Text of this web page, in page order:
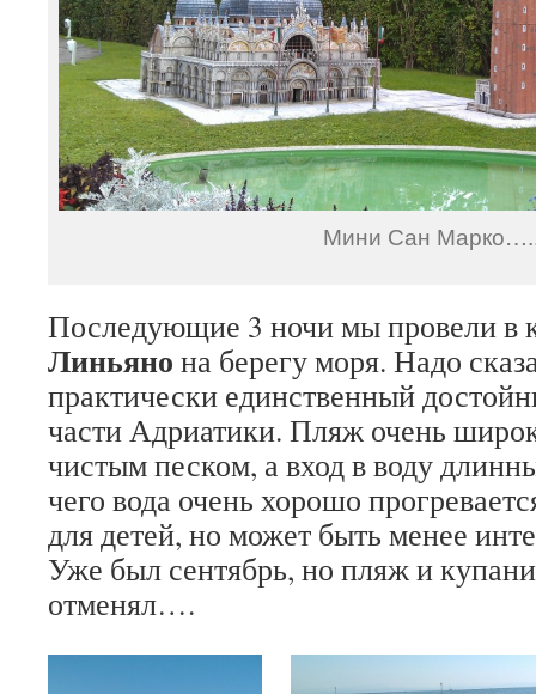
Мини Сан
Последующие 3 ночи мы провели в
Линьяно на берегу моря. Надо
практически единственный
части Адриатики. Пляж очень
чистым песком, а вход в воду
чего вода очень хорошо
для детей, но может быть менее
Уже был сентябрь, но пляж и
отменял….